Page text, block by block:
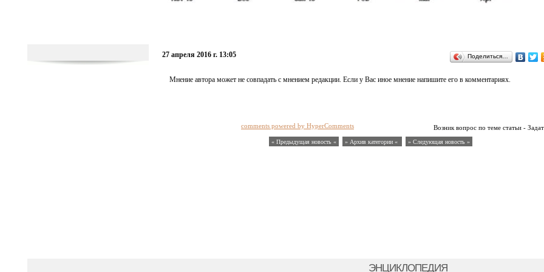
27 апреля 2016 г. 13:05 Поделиться…
Мнение автора может не совпадать с мнением редакции. Если у Вас иное мнение напишите его в комментариях.
Возник вопрос по теме статьи -
comments powered by HyperComments
« Предыдущая новость « » Архив категории « » Следующая новость »
ЭНЦИКЛОПЕДИЯ